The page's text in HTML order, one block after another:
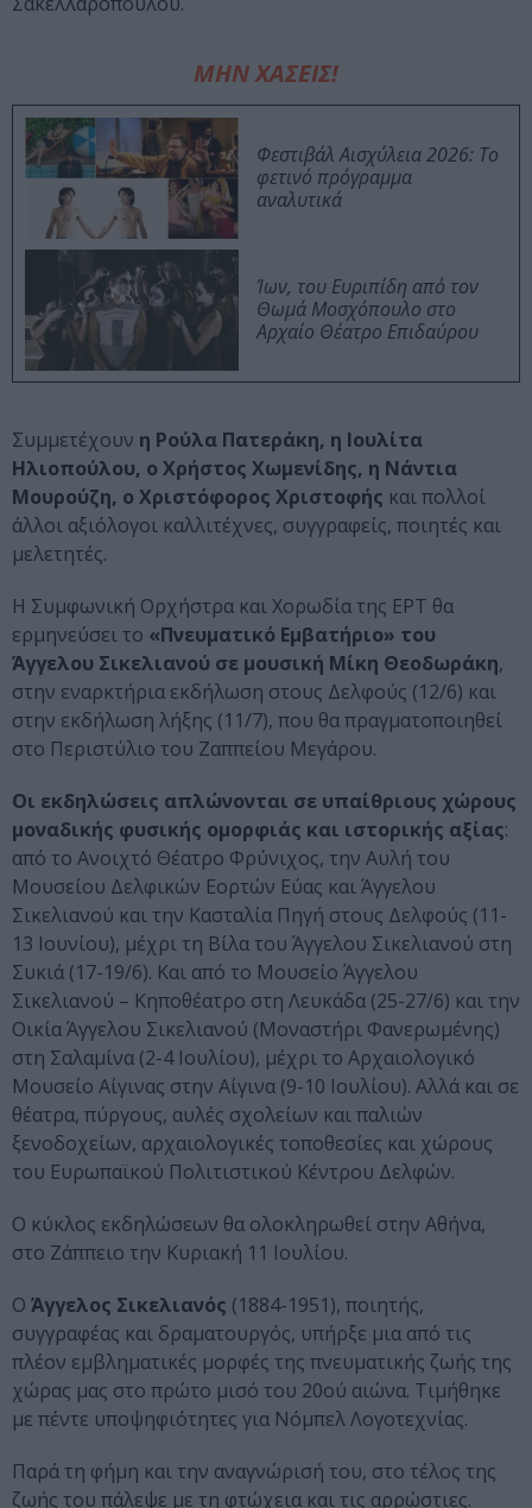
ΜΗΝ ΧΑΣΕΙΣ!
Φεστιβάλ Αισχύλεια 2026: Το
φετινό πρόγραμμα
αναλυτικά
Ίων, του Ευριπίδη από τον
Θωμά Μοσχόπουλο στο
Αρχαίο Θέατρο Επιδαύρου
Συμμετέχουν η Ρούλα Πατεράκη, η Ιουλίτα
Ηλιοπούλου, ο Χρήστος Χωμενίδης, η Nάντια
Μουρούζη, ο Χριστόφορος Χριστοφής και πολλοί
άλλοι αξιόλογοι καλλιτέχνες, συγγραφείς, ποιητές και
μελετητές.
Η Συμφωνική Ορχήστρα και Χορωδία της ΕΡΤ θα
ερμηνεύσει το «Πνευματικό Εμβατήριο» του
Άγγελου Σικελιανού σε μουσική Μίκη Θεοδωράκη,
στην εναρκτήρια εκδήλωση στους Δελφούς (12/6) και
στην εκδήλωση λήξης (11/7), που θα πραγματοποιηθεί
στο Περιστύλιο του Ζαππείου Μεγάρου.
Οι εκδηλώσεις απλώνονται σε υπαίθριους χώρους
μοναδικής φυσικής ομορφιάς και ιστορικής αξίας:
από το Ανοιχτό Θέατρο Φρύνιχος, την Αυλή του
Μουσείου Δελφικών Εορτών Εύας και Άγγελου
Σικελιανού και την Κασταλία Πηγή στους Δελφούς (11-
13 Ιουνίου), μέχρι τη Βίλα του Άγγελου Σικελιανού στη
Συκιά (17-19/6). Και από το Μουσείο Άγγελου
Σικελιανού – Κηποθέατρο στη Λευκάδα (25-27/6) και την
Οικία Άγγελου Σικελιανού (Μοναστήρι Φανερωμένης)
στη Σαλαμίνα (2-4 Ιουλίου), μέχρι το Αρχαιολογικό
Μουσείο Αίγινας στην Αίγινα (9-10 Ιουλίου). Αλλά και σε
θέατρα, πύργους, αυλές σχολείων και παλιών
ξενοδοχείων, αρχαιολογικές τοποθεσίες και χώρους
του Ευρωπαϊκού Πολιτιστικού Κέντρου Δελφών.
Ο κύκλος εκδηλώσεων θα ολοκληρωθεί στην Αθήνα,
στο Ζάππειο την Κυριακή 11 Ιουλίου.
Ο Άγγελος Σικελιανός (1884-1951), ποιητής,
συγγραφέας και δραματουργός, υπήρξε μια από τις
πλέον εμβληματικές μορφές της πνευματικής ζωής της
χώρας μας στο πρώτο μισό του 20ού αιώνα. Τιμήθηκε
με πέντε υποψηφιότητες για Νόμπελ Λογοτεχνίας.
Παρά τη φήμη και την αναγνώρισή του, στο τέλος της
ζωής του πάλεψε με τη φτώχεια και τις αρρώστιες.